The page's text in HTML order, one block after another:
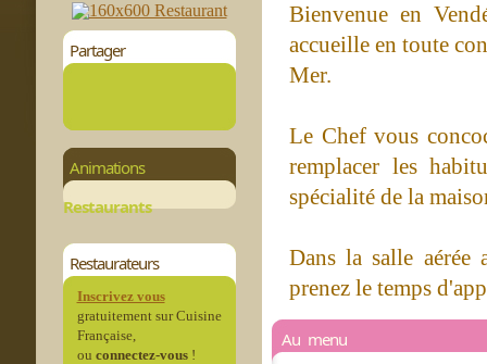
Partager
Animations
Restaurants
Restaurateurs
Inscrivez vous
gratuitement sur Cuisine
Française,
ou connectez-vous!
Bienvenue en
accueille en toute
Mer.
Le Chef vous
remplacer les
spécialité de la
Dans la salle
prenez le temps
Au menu